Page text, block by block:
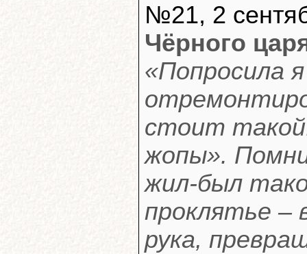
№21, 2
Чёрного
«Попросила
стоит такой:
жопы».
жил-был
проклятье –
рука,